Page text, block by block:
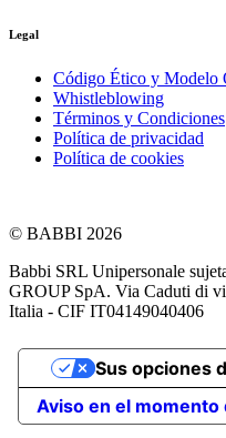
Legal
Código Ético y Modelo
Whistleblowing
Términos y Condiciones
Política de privacidad
Política de cookies
© BABBI 2026
Babbi SRL Unipersonale
GROUP SpA. Via Caduti di
Italia - CIF IT04149040406
Aviso en el momento
Sus opciones